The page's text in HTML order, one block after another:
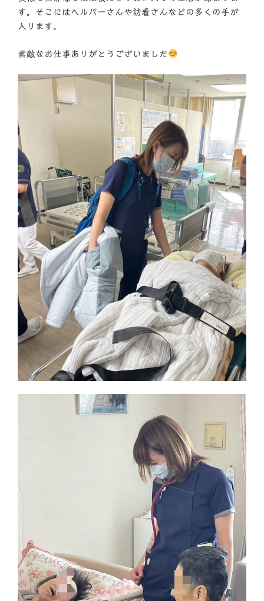
す。そこにはヘルパーさんや訪看さんなどの多くの手が
入ります。
素敵なお仕事ありがとうございました